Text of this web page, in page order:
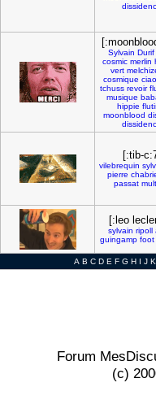
Sylvain Durif
cosmic merlin
vert
cosmique ciao
tchuss revoir
musique
hippie
moonblood
[:tib-
vilebrequin
pierre
passat
[:leo
sylvain ripoll
guingamp foot
A B C D E F G H I J K
Forum
(c)